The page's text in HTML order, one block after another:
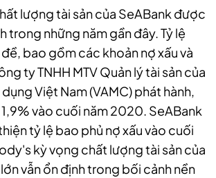
lượng tài sản của SeABank được
trong những năm gần đây. Tỷ lệ
bao gồm các khoản nợ xấu và
ty TNHH MTV Quản lý tài sản của
Việt Nam (VAMC) phát hành,
vào cuối năm 2020. SeABank
tỷ lệ bao phủ nợ xấu vào cuối
kỳ vọng chất lượng tài sản của
vẫn ổn định trong bối cảnh nền